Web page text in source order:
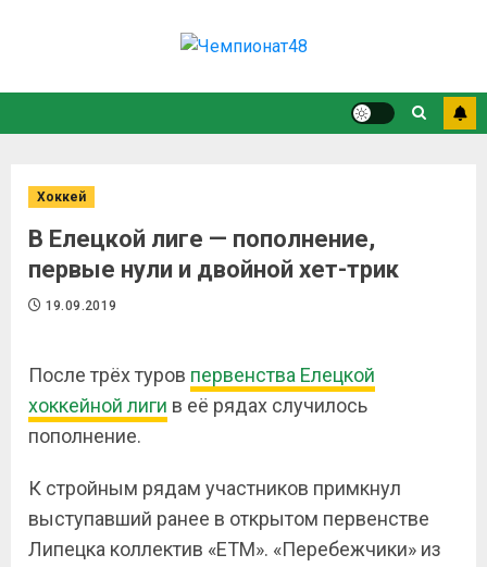
Хоккей
В Елецкой лиге — пополнение,
первые нули и двойной хет-трик
19.09.2019
После трёх туров первенства Елецкой
хоккейной лиги в её рядах случилось
пополнение.
К стройным рядам участников примкнул
выступавший ранее в открытом первенстве
Липецка коллектив «ETM». «Перебежчики» из